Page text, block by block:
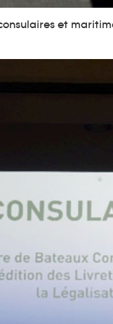
et